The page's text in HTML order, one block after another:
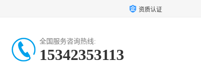
资质认证
全国服务咨询热线:
15342353113